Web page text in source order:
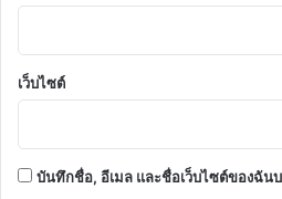
เว็บไซต์
บันทึกชื่อ, อีเมล และชื่อเว็บไซต์ของฉัน